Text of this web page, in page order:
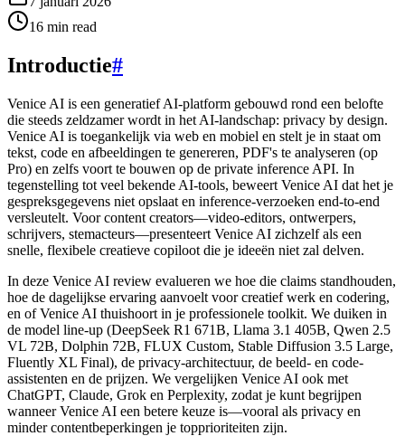
16 min read
Introductie#
Venice AI is een generatief AI-platform gebouwd rond een belofte
die steeds zeldzamer wordt in het AI-landschap: privacy by design.
Venice AI is toegankelijk via web en mobiel en stelt je in staat om
tekst, code en afbeeldingen te genereren, PDF's te analyseren (op
Pro) en zelfs voort te bouwen op de private inference API. In
tegenstelling tot veel bekende AI-tools, beweert Venice AI dat het je
gespreksgegevens niet opslaat en inference-verzoeken end-to-end
versleutelt. Voor content creators—video-editors, ontwerpers,
schrijvers, stemacteurs—presenteert Venice AI zichzelf als een
snelle, flexibele creatieve copiloot die je ideeën niet zal delven.
In deze Venice AI review evalueren we hoe die claims standhouden,
hoe de dagelijkse ervaring aanvoelt voor creatief werk en codering,
en of Venice AI thuishoort in je professionele toolkit. We duiken in
de model line-up (DeepSeek R1 671B, Llama 3.1 405B, Qwen 2.5
VL 72B, Dolphin 72B, FLUX Custom, Stable Diffusion 3.5 Large,
Fluently XL Final), de privacy-architectuur, de beeld- en code-
assistenten en de prijzen. We vergelijken Venice AI ook met
ChatGPT, Claude, Grok en Perplexity, zodat je kunt begrijpen
wanneer Venice AI een betere keuze is—vooral als privacy en
minder contentbeperkingen je topprioriteiten zijn.